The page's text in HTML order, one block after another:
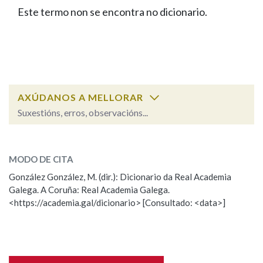
FIGURAS HOMENAXEADAS
PORTAL DAS PALABRAS
Facebook
TwitterYoutubeInstagram
Bluesky
BUSCAR NOS LEMAS
Remata por
BUSCAR NO CONTIDO
Nas definicións
Este termo non se encontra no dicionario.
AXÚDANOS A MELLORAR
Suxestións, erros, observacións...
Observación
Nome
MODO DE CITA
González González, M. (dir.): Dicionario da Real Academia
Galega. A Coruña: Real Academia Galega.
<https://academia.gal/dicionario> [Consultado: <data>]